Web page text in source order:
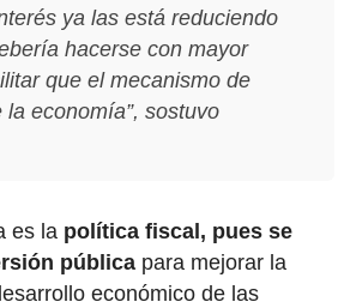
ya las está reduciendo
hacerse con mayor
que el mecanismo de
economía”, sostuvo
es la política fiscal, pues se
pública para mejorar la
económico de las